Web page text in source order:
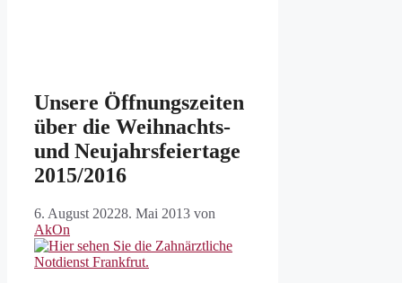
Unsere Öffnungszeiten
über die Weihnachts-
und Neujahrsfeiertage
2015/2016
6. August 20228. Mai 2013 von
AkOn